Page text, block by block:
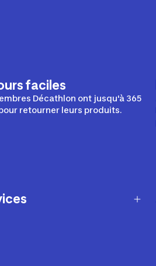
faciles
Décathlon ont jusqu'à 365
retourner leurs produits.